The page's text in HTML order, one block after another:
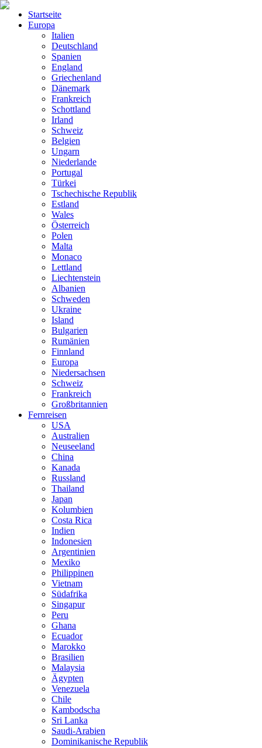
Startseite
Europa
Italien
Deutschland
Spanien
England
Griechenland
Dänemark
Frankreich
Schottland
Irland
Schweiz
Belgien
Ungarn
Niederlande
Portugal
Türkei
Tschechische Republik
Estland
Wales
Österreich
Polen
Malta
Monaco
Lettland
Liechtenstein
Albanien
Schweden
Ukraine
Island
Bulgarien
Rumänien
Finnland
Europa
Niedersachsen
Schweiz
Frankreich
Großbritannien
Fernreisen
USA
Australien
Neuseeland
China
Kanada
Russland
Thailand
Japan
Kolumbien
Costa Rica
Indien
Indonesien
Argentinien
Mexiko
Philippinen
Vietnam
Südafrika
Singapur
Peru
Ghana
Ecuador
Marokko
Brasilien
Malaysia
Ägypten
Venezuela
Chile
Kambodscha
Sri Lanka
Saudi-Arabien
Dominikanische Republik